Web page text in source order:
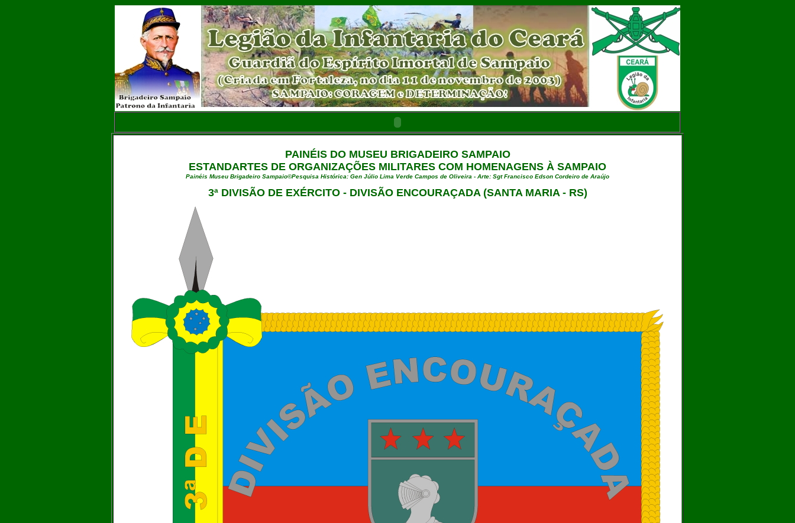
PAINÉIS DO MUSEU BRIGADEIRO SAMPAIO
ESTANDARTES DE ORGANIZAÇÕES MILITARES COM HOMENAGENS À SAMPAIO
Painéis Museu Brigadeiro Sampaio©Pesquisa Histórica: Gen Júlio Lima Verde Campos de Oliveira - Arte: Sgt Francisco Edson Cordeiro de Araújo
3ª DIVISÃO DE EXÉRCITO - DIVISÃO ENCOURAÇADA (SANTA MARIA - RS)